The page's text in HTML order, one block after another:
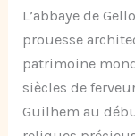
L’abbaye de
prouesse
patrimoine
siècles de
Guilhem au